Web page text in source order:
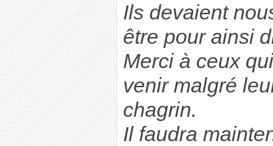
Ils devaient
être pour ainsi
Merci à ceux
venir malgré
chagrin.
Il faudra